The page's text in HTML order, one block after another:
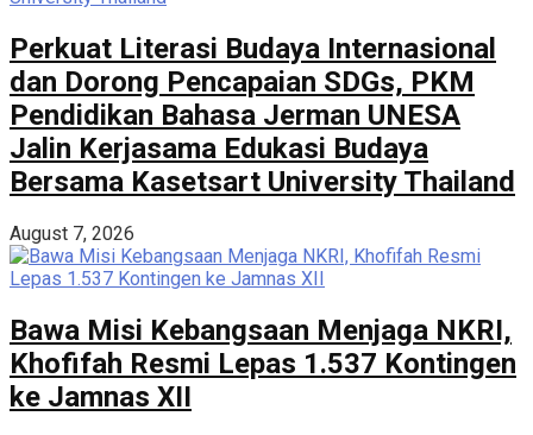
Perkuat Literasi Budaya Internasional
dan Dorong Pencapaian SDGs, PKM
Pendidikan Bahasa Jerman UNESA
Jalin Kerjasama Edukasi Budaya
Bersama Kasetsart University Thailand
August 7, 2026
Bawa Misi Kebangsaan Menjaga NKRI,
Khofifah Resmi Lepas 1.537 Kontingen
ke Jamnas XII